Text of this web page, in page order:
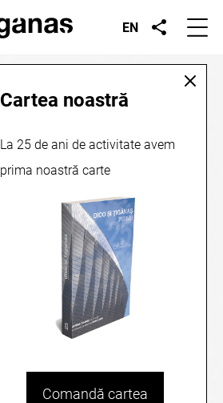
EN
Cartea noastră
La 25 de ani de activitate avem
prima noastră carte
Comandă cartea